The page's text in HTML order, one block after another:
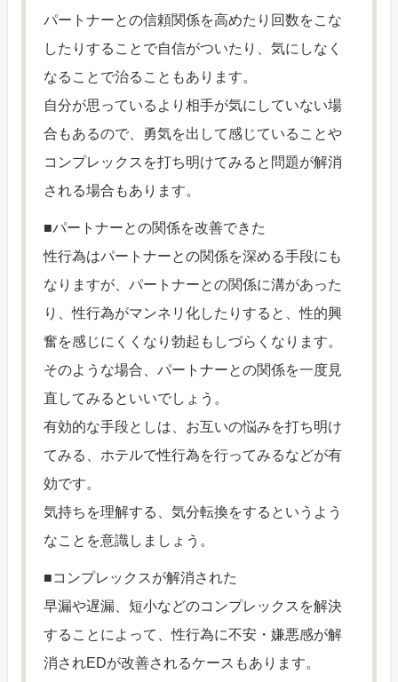
パートナーとの信頼関係を高めたり回数をこな
したりすることで自信がついたり、気にしなく
なることで治ることもあります。
自分が思っているより相手が気にしていない場
合もあるので、勇気を出して感じていることや
コンプレックスを打ち明けてみると問題が解消
される場合もあります。
■パートナーとの関係を改善できた
性行為はパートナーとの関係を深める手段にも
なりますが、パートナーとの関係に溝があった
り、性行為がマンネリ化したりすると、性的興
奮を感じにくくなり勃起もしづらくなります。
そのような場合、パートナーとの関係を一度見
直してみるといいでしょう。
有効的な手段としは、お互いの悩みを打ち明け
てみる、ホテルで性行為を行ってみるなどが有
効です。
気持ちを理解する、気分転換をするというよう
なことを意識しましょう。
■コンプレックスが解消された
早漏や遅漏、短小などのコンプレックスを解決
することによって、性行為に不安・嫌悪感が解
消されEDが改善されるケースもあります。